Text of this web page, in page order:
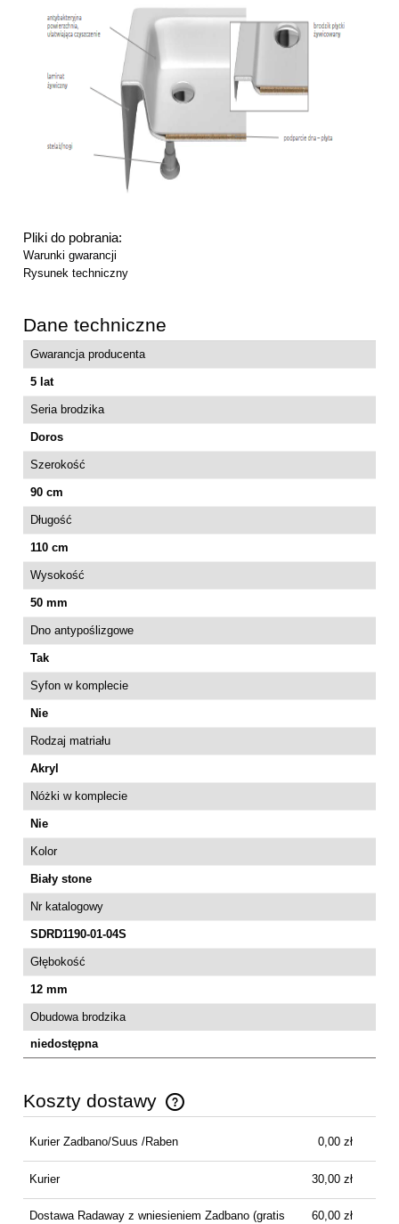
Pliki do pobrania:
Warunki gwarancji
Rysunek techniczny
Dane techniczne
Gwarancja producenta
5 lat
Seria brodzika
Doros
Szerokość
90 cm
Długość
110 cm
Wysokość
50 mm
Dno antypoślizgowe
Tak
Syfon w komplecie
Nie
Rodzaj matriału
Akryl
Nóżki w komplecie
Nie
Kolor
Biały stone
Nr katalogowy
SDRD1190-01-04S
Głębokość
12 mm
Obudowa brodzika
niedostępna
Koszty dostawy
Cena nie zawiera ewentualnych kosztów płatności
Kurier Zadbano/Suus /Raben 0,00 zł
Kurier 30,00 zł
Dostawa Radaway z wniesieniem Zadbano(gratis
60,00 zł